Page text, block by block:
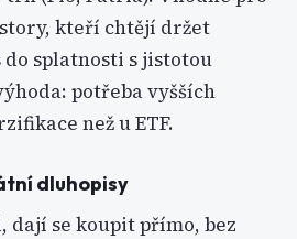
kteří chtějí držet
splatnosti s jistotou
potřeba vyšších
než u ETF.
dluhopisy
dají se koupit přímo, bez